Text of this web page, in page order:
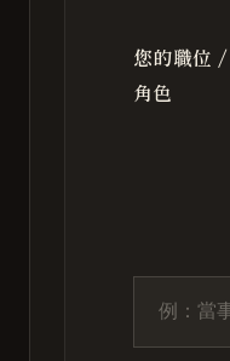
您的職位 /
角色